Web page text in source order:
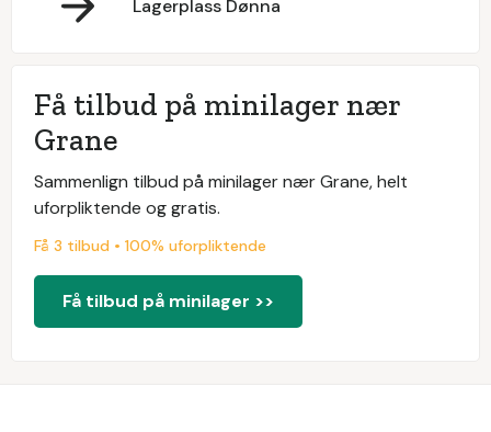
Lagerplass Dønna
Få tilbud på minilager nær
Grane
Sammenlign tilbud på minilager nær Grane, helt
uforpliktende og gratis.
Få 3 tilbud • 100% uforpliktende
Få tilbud på minilager >>